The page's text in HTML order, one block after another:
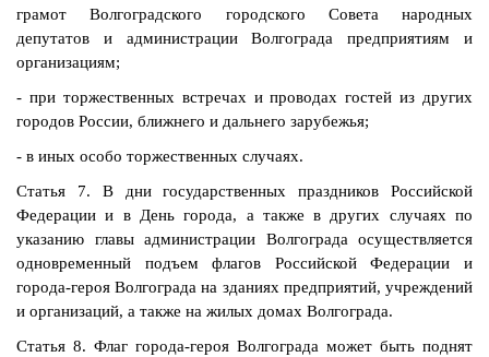
грамот Волгоградского городского Совета народных
депутатов и администрации Волгограда предприятиям и
организациям;
- при торжественных встречах и проводах гостей из других
городов России, ближнего и дальнего зарубежья;
- в иных особо торжественных случаях.
Статья 7. В дни государственных праздников Российской
Федерации и в День города, а также в других случаях по
указанию главы администрации Волгограда осуществляется
одновременный подъем флагов Российской Федерации и
города-героя Волгограда на зданиях предприятий, учреждений
и организаций, а также на жилых домах Волгограда.
Статья 8. Флаг города-героя Волгограда может быть поднят